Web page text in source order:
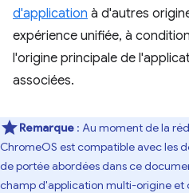
d'application à d'autres
expérience unifiée, à
l'origine principale de
associées.
Remarque : Au moment de la
ChromeOS est compatible avec les
de portée abordées dans ce
champ d'application multi-origine et